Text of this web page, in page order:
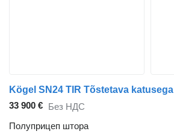
Kögel SN24 TIR Tõstetava katusega
33 900 € Без НДС
Полуприцеп штора